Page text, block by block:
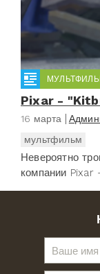
Pixar -
16 марта
мультфильм
Невероятно
компании Pixar